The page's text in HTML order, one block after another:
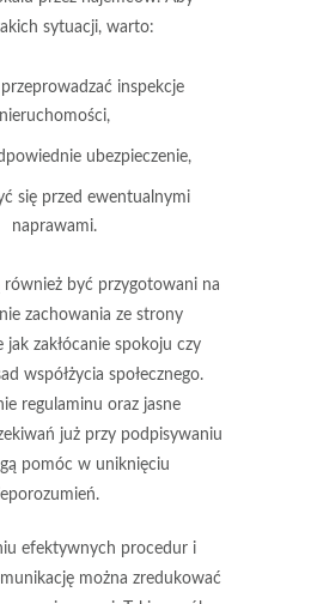
sytuacji, warto:
inspekcje
nieruchomości,
ubezpieczenie,
się przed ewentualnymi
naprawami.
również być przygotowani na
zachowania ze strony
jak zakłócanie spokoju czy
współżycia społecznego.
regulaminu oraz jasne
już przy podpisywaniu
pomóc w uniknięciu
efektywnych proceduri
można zredukować